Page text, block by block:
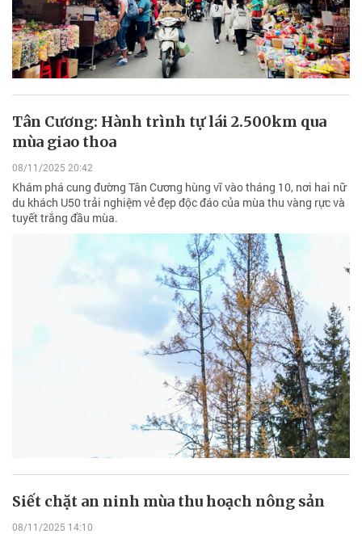
Tân Cương: Hành trình tự lái 2.500km qua
mùa giao thoa
08/11/2025 20:42
Khám phá cung đường Tân Cương hùng vĩ vào tháng 10, nơi hai nữ
du khách U50 trải nghiệm vẻ đẹp độc đáo của mùa thu vàng rực và
tuyết trắng đầu mùa.
Siết chặt an ninh mùa thu hoạch nông sản
08/11/2025 14:10